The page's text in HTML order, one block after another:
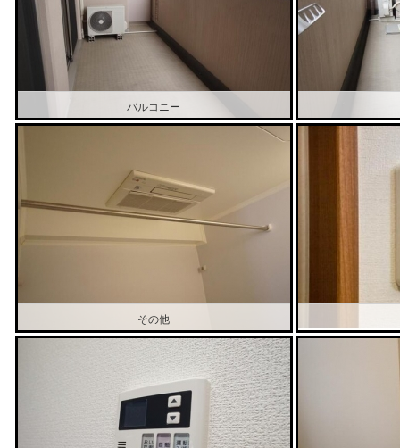
バルコニー
その他